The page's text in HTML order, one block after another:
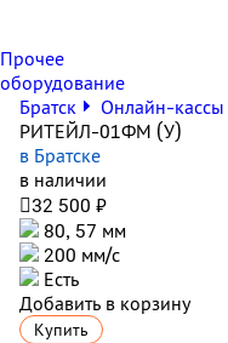
Прочее
оборудование
Братск
Онлайн-кассы
РИТЕЙЛ-01ФМ (У)
в Братске
в наличии
32 500 ₽
80, 57 мм
200 мм/с
Есть
Добавить в корзину
Купить